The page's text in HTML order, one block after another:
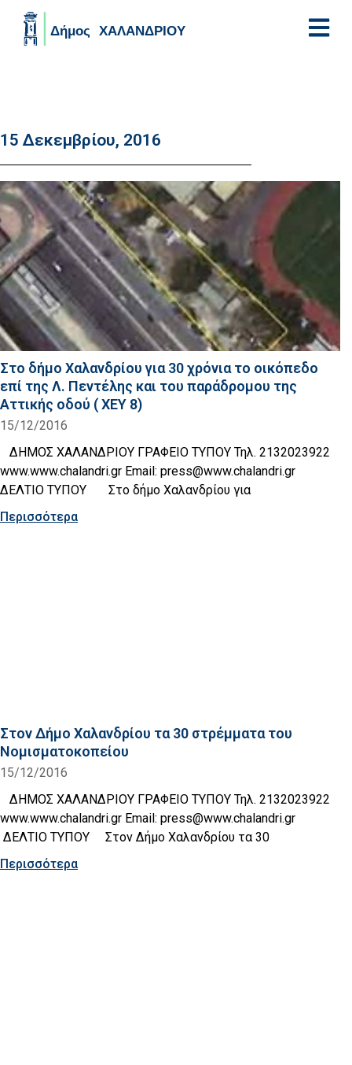
15 Δεκεμβρίου, 2016
Στο δήμο Χαλανδρίου για 30 χρόνια το οικόπεδο
επί της Λ. Πεντέλης και του παράδρομου της
Αττικής οδού ( ΧΕΥ 8)
15/12/2016
ΔΗΜΟΣ ΧΑΛΑΝΔΡΙΟΥ ΓΡΑΦΕΙΟ ΤΥΠΟΥ Τηλ. 2132023922
www.www.chalandri.gr Email: press@www.chalandri.gr
ΔΕΛΤΙΟ ΤΥΠΟΥ Στο δήμο Χαλανδρίου για
Περισσότερα
Στον Δήμο Χαλανδρίου τα 30 στρέμματα του
Νομισματοκοπείου
15/12/2016
ΔΗΜΟΣ ΧΑΛΑΝΔΡΙΟΥ ΓΡΑΦΕΙΟ ΤΥΠΟΥ Τηλ. 2132023922
www.www.chalandri.gr Email: press@www.chalandri.gr
ΔΕΛΤΙΟ ΤΥΠΟΥ Στον Δήμο Χαλανδρίου τα 30
Περισσότερα